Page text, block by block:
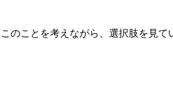
このことを考えながら、選択肢を見て